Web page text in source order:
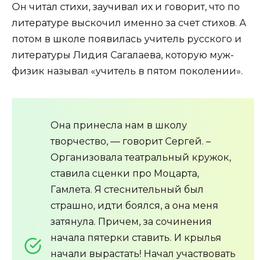
Он читал стихи, заучивал их и говорит, что по
литературе выскочил именно за счет стихов. А
потом в школе появилась учитель русского и
литературы Лидия Сагалаева, которую муж-
физик называл «учитель в пятом поколении».
Она принесла нам в школу
творчество, — говорит Сергей. –
Организовала театральный кружок,
ставила сценки про Моцарта,
Гамлета. Я стеснительный был
страшно, идти боялся, а она меня
затянула. Причем, за сочинения
начала пятерки ставить. И крылья
начали вырастать! Начал участвовать